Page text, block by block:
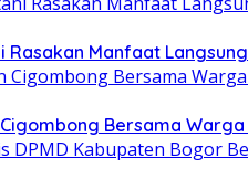
Rasakan Manfaat Langsung
Bersama